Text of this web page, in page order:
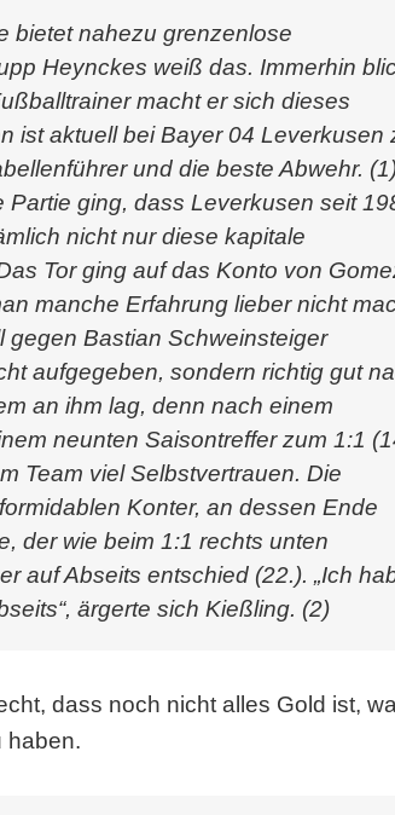
bietet nahezu grenzenlose
Heynckes weiß das. Immerhin
macht er sich dieses
ist aktuell bei Bayer 04 Leverkusen
und die beste Abwehr.
Partie ging, dass Leverkusen seit
nicht nur diese kapitale
Tor ging auf das Konto von
manche Erfahrung lieber nicht
gegen Bastian Schweinsteiger
aufgegeben, sondern richtig gut
an ihm lag, denn nach einem
neunten Saisontreffer zum 1:1
Team viel Selbstvertrauen. Die
Konter, an dessen Ende
der wie beim 1:1 rechts unten
auf Abseits entschied (22.). „Ich
ärgerte sich Kießling. (2)
dass noch nicht alles Gold ist,
haben.